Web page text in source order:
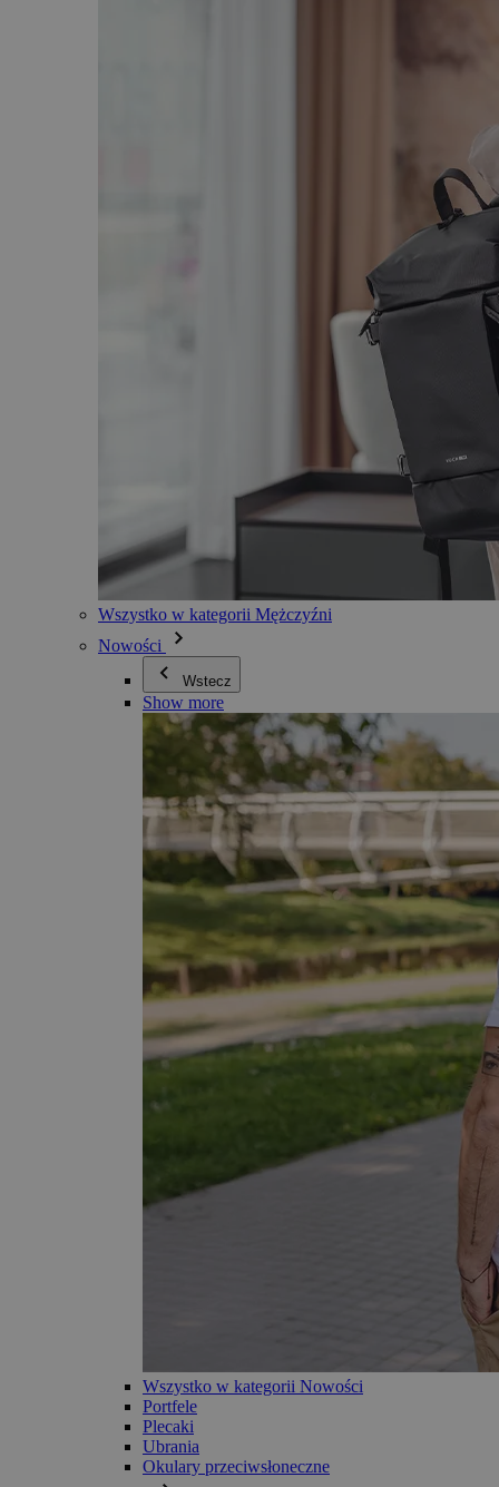
Wszystko w kategorii Mężczyźni
Nowości
Wstecz
Show more
Wszystko w kategorii Nowości
Portfele
Plecaki
Ubrania
Okulary przeciwsłoneczne